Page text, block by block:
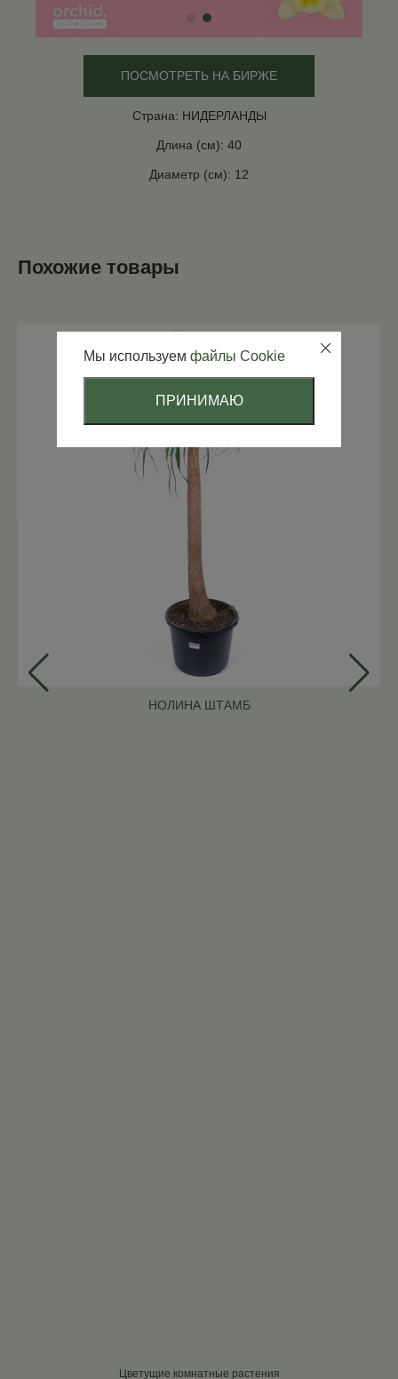
ПОСМОТРЕТЬ НА БИРЖЕ
Страна: НИДЕРЛАНДЫ
Длина (см): 40
Диаметр (см): 12
Похожие товары
НОЛИНА ШТАМБ
Цветущие комнатные растения
Мы используем файлы Cookie
ПРИНИМАЮ